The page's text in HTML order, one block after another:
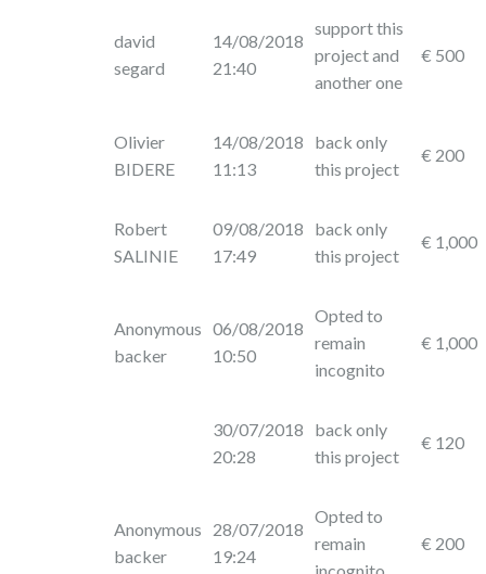
david
segard
14/08/2018
21:40
support this
project and
another one
€ 500
Olivier
BIDERE
14/08/2018
11:13
back only
this project
€ 200
Robert
SALINIE
09/08/2018
17:49
back only
this project
€ 1,000
Anonymous
backer
06/08/2018
10:50
Opted to
remain
incognito
€ 1,000
30/07/2018
20:28
back only
this project
€ 120
Anonymous
backer
28/07/2018
19:24
Opted to
remain
€ 200